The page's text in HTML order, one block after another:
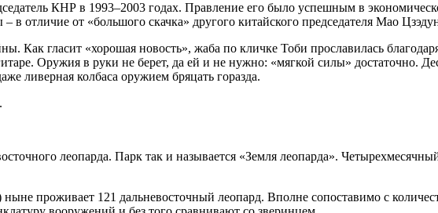
КНР в 1993–2003 годах. Правление его было успешным в
отличие от «большого скачка» другого китайского председателя Мао
гласит «хорошая новость», жаба по кличке Тоби прославилась
Оружия в руки не берет, да ей и не нужно: «мягкой силы» достаточно.
ливерная колбаса оружием бряцать горазда.
леопарда. Парк так и называется «Земля леопарда».
проживает 121 дальневосточный леопард. Вполне сопоставимо с